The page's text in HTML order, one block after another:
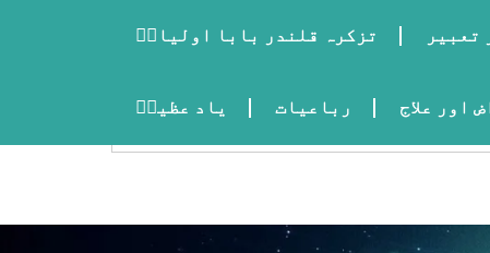
تزکرہ قلندر بابا اولیاءؒ تعبیر
یاد عظیمؒ رباعیات اور علاج